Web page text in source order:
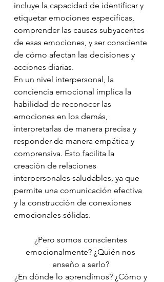
incluye la capacidad de identificar y
etiquetar emociones específicas,
comprender las causas subyacentes
de esas emociones, y ser consciente
de cómo afectan las decisiones y
acciones diarias.
En un nivel interpersonal, la
conciencia emocional implica la
habilidad de reconocer las
emociones en los demás,
interpretarlas de manera precisa y
responder de manera empática y
comprensiva. Esto facilita la
creación de relaciones
interpersonales saludables, ya que
permite una comunicación efectiva
y la construcción de conexiones
emocionales sólidas.
¿Pero somos conscientes
emocionalmente? ¿Quién nos
enseño a serlo?
¿En dónde lo aprendimos? ¿Cómo y